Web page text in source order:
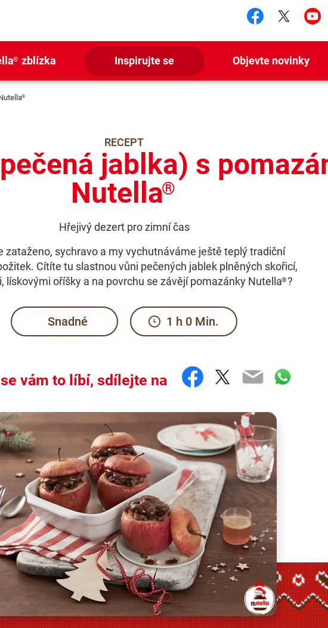
Sledujte
® zblízka Inspirujte se Objevte novinky
®
RECEPT
jablka) s
Nutella®
Hřejivý dezert pro zimní čas
zataženo, sychravo a my vychutnáváme ještě teplý tradiční
Cítíte tu slastnou vůni pečených jablek plněných skořicí,
lískovými oříšky a na povrchu se závějí pomazánky Nutella®?
Snadné 1 h 0 Min.
vám to líbí, sdílejte na Facebook
Twitter
Email